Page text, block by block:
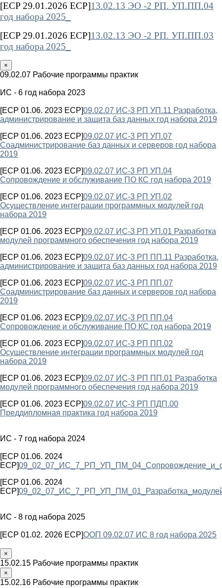
[ECP 29.01.2026 ECP]13.02.13 ЭО -2 РП. УП.ПП.04
год набора 2025_
[ECP 29.01.2026 ECP]13.02.13 ЭО -2 РП. УП.ПП.03
год набора 2025_
×
09.02.07 Рабочие программы практик
ИС - 6 год набора 2023
[ECP 01.06. 2023 ECP]09.02.07 ИС-3 РП УП.11 Разработка,
администрирование и защита баз данных год набора 2019
[ECP 01.06. 2023 ECP]09.02.07 ИС-3 РП УП.07
Соадминистрирование баз данных и серверов год набора
2019
[ECP 01.06. 2023 ECP]09.02.07 ИС-3 РП УП.04
Сопровождение и обслуживание ПО КС год набора 2019
[ECP 01.06. 2023 ECP]09.02.07 ИС-3 РП УП.02
Осуществление интеграции программных модулей год
набора 2019
[ECP 01.06. 2023 ECP]09.02.07 ИС-3 РП УП.01 Разработка
модулей программного обеспечения год набора 2019
[ECP 01.06. 2023 ECP]09.02.07 ИС-3 РП ПП.11 Разработка,
администрирование и защита баз данных год набора 2019
[ECP 01.06. 2023 ECP]09.02.07 ИС-3 РП ПП.07
Соадминистрирование баз данных и серверов год набора
2019
[ECP 01.06. 2023 ECP]09.02.07 ИС-3 РП ПП.04
Сопровождение и обслуживание ПО КС год набора 2019
[ECP 01.06. 2023 ECP]09.02.07 ИС-3 РП ПП.02
Осуществление интеграции программных модулей год
набора 2019
[ECP 01.06. 2023 ECP]09.02.07 ИС-3 РП ПП.01 Разработка
модулей программного обеспечения год набора 2019
[ECP 01.06. 2023 ECP]09.02.07 ИС-3 РП ПДП.00
Преддипломная практика год набора 2019
ИС - 7 год набора 2024
[ECP 01.06. 2024
ECP]
[ECP 01.06. 2024
ECP]
ИС - 8 год набора 2025
[ECP 01.02. 2026 ECP]ООП 09.02.07 ИС 8 год набора 2025
×
15.02.15 Рабочие программы практик
×
15.02.16 Рабочие программы практик